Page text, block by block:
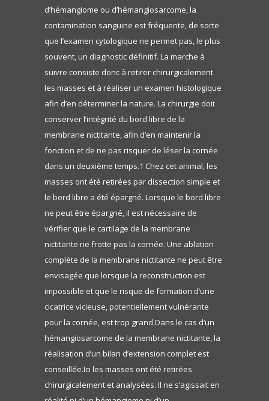
d’hémangiome ou d’hémangiosarcome, la
contamination sanguine est fréquente, de sorte
que l’examen cytologique ne permet pas, le plus
souvent, un diagnostic définitif. La marche à
suivre consiste donc à retirer chirurgicalement
les masses et à réaliser un examen histologique
afin d’en déterminer la nature. La chirurgie doit
conserver l’intégrité du bord libre de la
membrane nictitante, afin d’en maintenir la
fonction et de ne pas risquer de léser la cornée
dans un deuxième temps.1 Chez cet animal, les
masses ont été retirées par dissection simple et
le bord libre a été épargné. Lorsque le bord libre
ne peut être épargné, il est nécessaire de
vérifier que le cartilage de la membrane
nictitante ne frotte pas la cornée. Une ablation
complète de la membrane nictitante ne peut être
envisagée que lorsque la reconstruction est
impossible et que le risque de formation d’une
cicatrice vicieuse, potentiellement vulnérante
pour la cornée, est trop grand.Dans le cas d’un
hémangiosarcome de la membrane nictitante, la
réalisation d’un bilan d’extension complet est
conseillée.Ici les masses ont été retirées
chirurgicalement et analysées. Il ne s’agissait en